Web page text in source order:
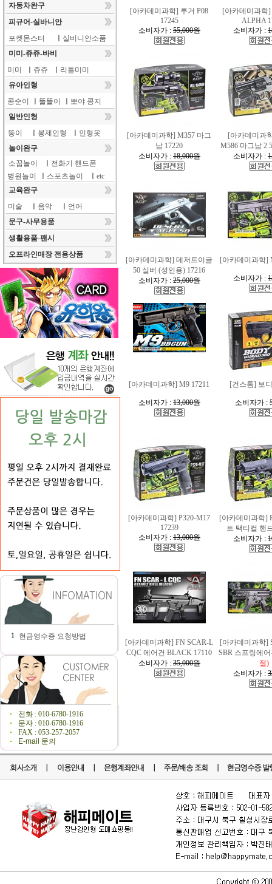
자동차완구
피규어-실바니안
포켓몬스터
실비니안소품
미미-쥬쥬-바비
미미
쥬쥬
리틀미미
유아인형
콩순이
똘똘이
뽀야 콩지
일반인형
뚱이
봉제인형
인형옷
놀이완구
소꿉놀이
전화기 핸드폰
병원놀이
스포츠놀이
etc
교육완구
미술
음악
언어
문구-사무용품
생활용품-팬시
오프라인매장 전용상품
1 현금영수증 요청방법
전화 : 010-6780-1916
문자 : 010-6780-1916
FAX : 053-257-2057
E-mail 문의
[아카데미과학] 루거 P08
17245
소비자가 : 55,000원
[아카데미과학
ALPHA
소비자가 :
[아카데미과학] M357 마그
남 17220
소비자가 : 18,000원
[아카데미과
M586 마그남
소비자가 :
[아카데미과학] 데저트이글
50 실버 (성인용) 17216
소비자가 : 25,000원
[아카데미과학]
소비자가 :
[아카데미과학] M9 17211
소비자가 : 13,000원
[건스톰] 보
소비자가 :
[아카데미과학] P320-M17
17239
소비자가 : 13,000원
[아카데미과학]
트 택티컬 핸
소비자가 :
[아카데미과학] FN SCAR-L
CQC 에어건 BLACK 17110
소비자가 : 35,000원
[아카데미과학]
SBR 스프링에어
절)
소비자가 :